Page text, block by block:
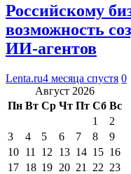
Российскому
возможность
ИИ-агентов
Lenta.ru4 месяца спустя 0
Август 2026
Пн Вт Ср Чт Пт Сб Вс
1
2
3
4 5 6 7 8
9
10 11 12 13 14 15 16
17 18 19 20 21 22 23